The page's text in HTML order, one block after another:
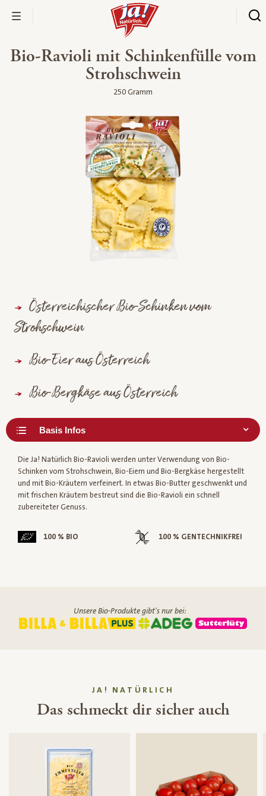
Bio-Ravioli mit Schinkenfülle vom
Strohschwein
250 Gramm
Österreichischer Bio-Schinken vom
Strohschwein
Bio-Eier aus Österreich
Bio-Bergkäse aus Österreich
Die Ja! Natürlich Bio-Ravioli werden unter Verwendung von Bio-
Schinken vom Strohschwein, Bio-Eiern und Bio-Bergkäse hergestellt
und mit Bio-Kräutern verfeinert. In etwas Bio-Butter geschwenkt und
mit frischen Kräutern bestreut sind die Bio-Ravioli ein schnell
zubereiteter Genuss.
100 % BIO 100 % GENTECHNIKFREI
Unsere Bio-Produkte gibt's nur bei:
JA! NATÜRLICH
Das schmeckt dir sicher auch